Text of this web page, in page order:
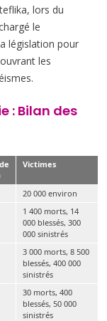
lors du
le
législation pour
les
: Bilan des
Victimes
20 000 environ
1 400 morts, 14
000 blessés, 300
000 sinistrés
3 000 morts, 8 500
blessés, 400 000
sinistrés
30 morts, 400
blessés, 50 000
sinistrés